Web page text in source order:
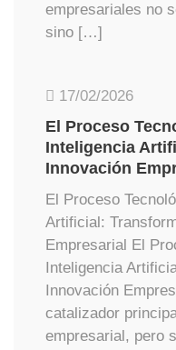
empresariales no
sino […]
17/02/2026
El Proceso
Inteligencia
Innovación
El Proceso
Artificial:
Empresarial El
Inteligencia
Innovación
catalizador
empresarial, pero